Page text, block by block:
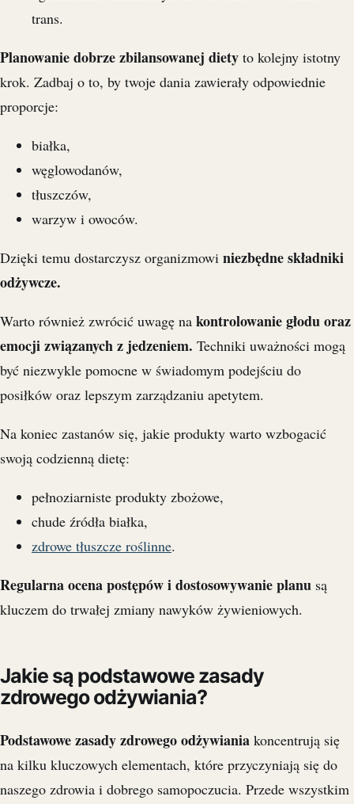
trans.
Planowanie dobrze zbilansowanej diety to kolejny istotny
krok. Zadbaj o to, by twoje dania zawierały odpowiednie
proporcje:
białka,
węglowodanów,
tłuszczów,
warzyw i owoców.
Dzięki temu dostarczysz organizmowi niezbędne składniki
odżywcze.
Warto również zwrócić uwagę na kontrolowanie głodu oraz
emocji związanych z jedzeniem. Techniki uważności mogą
być niezwykle pomocne w świadomym podejściu do
posiłków oraz lepszym zarządzaniu apetytem.
Na koniec zastanów się, jakie produkty warto wzbogacić
swoją codzienną dietę:
pełnoziarniste produkty zbożowe,
chude źródła białka,
zdrowe tłuszcze roślinne.
Regularna ocena postępów i dostosowywanie planu są
kluczem do trwałej zmiany nawyków żywieniowych.
Jakie są podstawowe zasady
zdrowego odżywiania?
Podstawowe zasady zdrowego odżywiania koncentrują się
na kilku kluczowych elementach, które przyczyniają się do
naszego zdrowia i dobrego samopoczucia. Przede wszystkim